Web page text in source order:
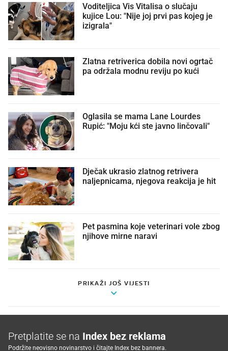
Voditeljica Vis Vitalisa o slučaju
kujice Lou: "Nije joj prvi pas kojeg je
izigrala"
Zlatna retriverica dobila novi ogrtač
pa održala modnu reviju po kući 🤩
Oglasila se mama Lane Lourdes
Rupić: "Moju kći ste javno linčovali"
Dječak ukrasio zlatnog retrivera
naljepnicama, njegova reakcija je hit
Pet pasmina koje veterinari vole zbog
njihove mirne naravi
PRIKAŽI JOŠ VIJESTI
Pretplatite se na Index bez reklama
Podržite neovisno novinarstvo i čitajte Index bez bannera.